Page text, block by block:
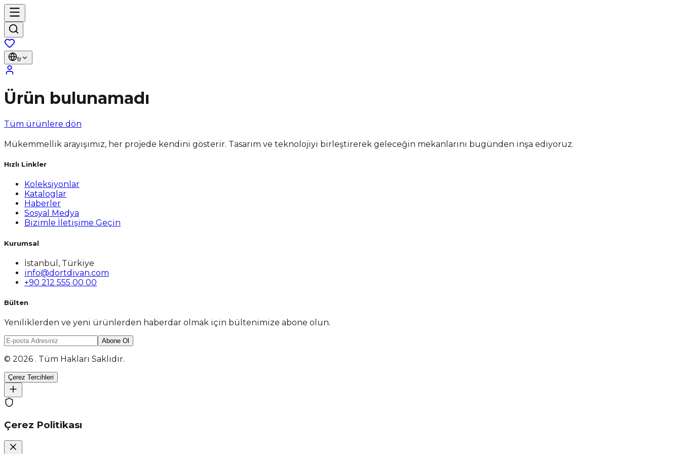
tr
Ürün bulunamadı
Tüm ürünlere dön
Mükemmellik arayışımız, her projede kendini gösterir. Tasarım ve teknolojiyi birleştirerek geleceğin mekanlarını bugünden inşa ediyoruz.
Hızlı Linkler
Koleksiyonlar
Kataloglar
Haberler
Sosyal Medya
Bizimle İletişime Geçin
Kurumsal
İstanbul, Türkiye
info@dortdivan.com
+90 212 555 00 00
Bülten
Yeniliklerden ve yeni ürünlerden haberdar olmak için bültenimize abone olun.
Abone Ol
© 2026 . Tüm Hakları Saklıdır.
Çerez Tercihleri
Çerez Politikası